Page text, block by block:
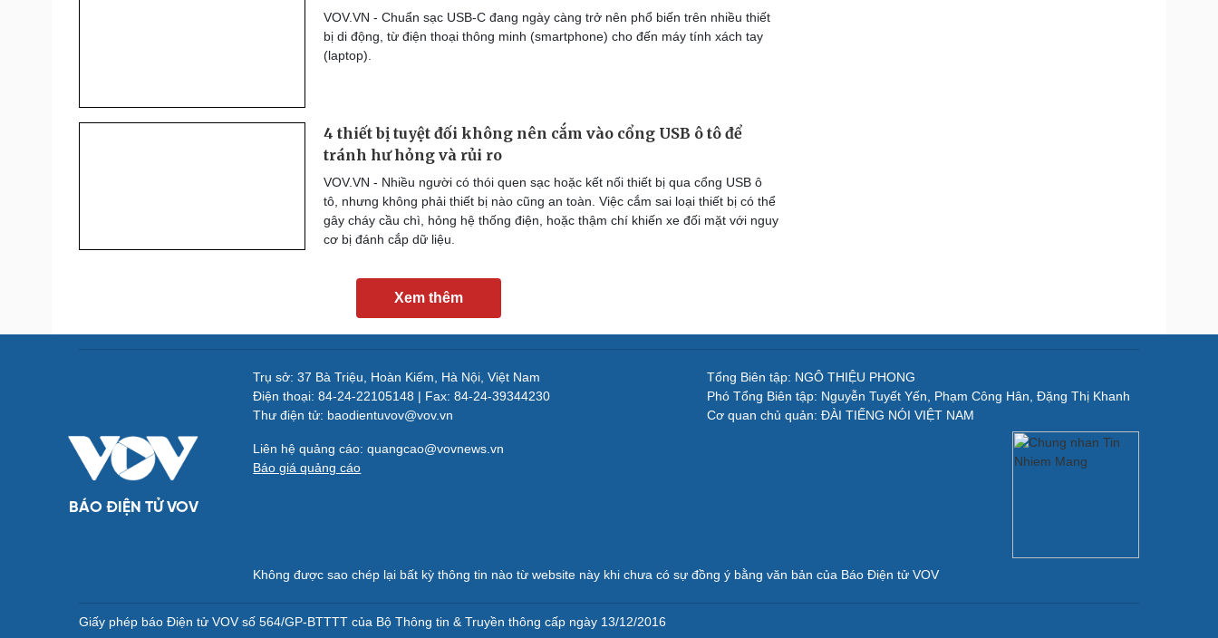
VOV.VN - Chuẩn sạc USB-C đang ngày càng trở nên phổ biến trên nhiều thiết
bị di động, từ điện thoại thông minh (smartphone) cho đến máy tính xách tay
(laptop).
4 thiết bị tuyệt đối không nên cắm vào cổng USB ô tô để
tránh hư hỏng và rủi ro
VOV.VN - Nhiều người có thói quen sạc hoặc kết nối thiết bị qua cổng USB ô
tô, nhưng không phải thiết bị nào cũng an toàn. Việc cắm sai loại thiết bị có thể
gây cháy cầu chì, hỏng hệ thống điện, hoặc thậm chí khiến xe đối mặt với nguy
cơ bị đánh cắp dữ liệu.
Xem thêm
BÁO ĐIỆN TỬ VOV
Trụ sở: 37 Bà Triệu, Hoàn Kiếm, Hà Nội, Việt Nam
Điện thoại: 84-24-22105148 | Fax: 84-24-39344230
Thư điện tử: baodientuvov@vov.vn
Liên hệ quảng cáo: quangcao@vovnews.vn
Báo giá quảng cáo
Tổng Biên tập: NGÔ THIỆU PHONG
Phó Tổng Biên tập: Nguyễn Tuyết Yến, Phạm Công Hân, Đặng Thị Khanh
Cơ quan chủ quản: ĐÀI TIẾNG NÓI VIỆT NAM
Không được sao chép lại bất kỳ thông tin nào từ website này khi chưa có sự đồng ý bằng văn bản của Báo Điện tử VOV
Giấy phép báo Điện tử VOV số 564/GP-BTTTT của Bộ Thông tin & Truyền thông cấp ngày 13/12/2016